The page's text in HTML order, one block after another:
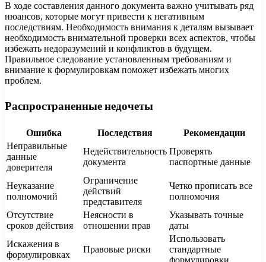
В ходе составления данного документа важно учитывать ряд
нюансов, которые могут привести к негативным
последствиям. Необходимость внимания к деталям вызывает
необходимость внимательной проверки всех аспектов, чтобы
избежать недоразумений и конфликтов в будущем.
Правильное следование установленным требованиям и
внимание к формулировкам поможет избежать многих
проблем.
Распространенные недочеты
Ошибка Последствия
Рекомендации
Неправильные
данные
доверителя
Недействительность
документа
Проверять
паспортные данные
Неуказание
полномочий
Ограничение
действий
представителя
Четко прописать все
полномочия
Отсутствие
сроков действия
Неясности в
отношении прав
Указывать точные
даты
Искажения в
формулировках
Правовые риски
Использовать
стандартные
формулировки